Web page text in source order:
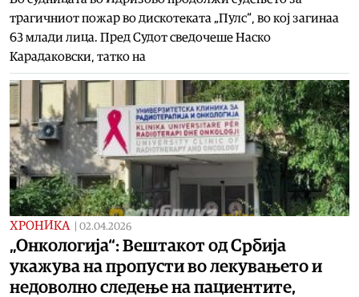
трагичниот пожар во дискотеката „Пулс“, во кој загинаа
63 млади лица. Пред Судот сведочеше Наско
Карадаковски, татко на
ХРОНИКА 02.04.2026
„Онкологија“: Вештакот од Србија
укажува на пропусти во лекувањето и
недоволно следење на пациентите,